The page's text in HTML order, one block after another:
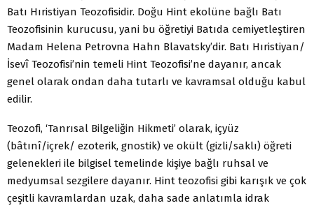
Batı Hıristiyan Teozofisidir. Doğu Hint ekolüne bağlı Batı
Teozofisinin kurucusu, yani bu öğretiyi Batıda cemiyetleştiren
Madam Helena Petrovna Hahn Blavatsky’dir. Batı Hıristiyan/
İsevî Teozofisi’nin temeli Hint Teozofisi’ne dayanır, ancak
genel olarak ondan daha tutarlı ve kavramsal olduğu kabul
edilir.
Teozofi, ‘Tanrısal Bilgeliğin Hikmeti’ olarak, içyüz
(bâtınî/içrek/ ezoterik, gnostik) ve okült (gizli/saklı) öğreti
gelenekleri ile bilgisel temelinde kişiye bağlı ruhsal ve
medyumsal sezgilere dayanır. Hint teozofisi gibi karışık ve çok
çeşitli kavramlardan uzak, daha sade anlatımla idrak